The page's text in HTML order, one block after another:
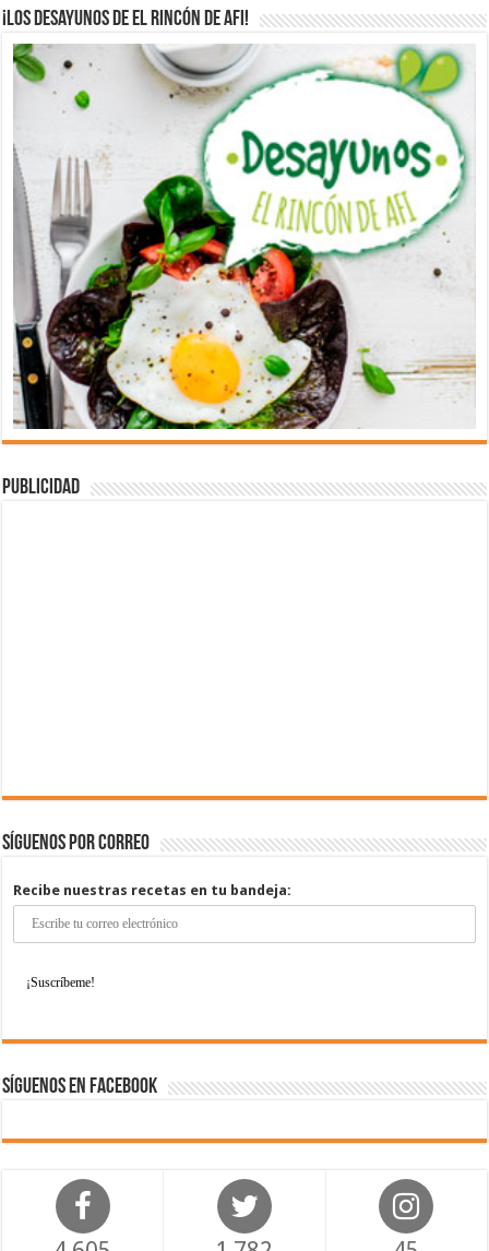
¡Los desayunos de El Rincón de Afi!
Publicidad
Síguenos por correo
Recibe nuestras recetas en tu bandeja:
Síguenos en Facebook